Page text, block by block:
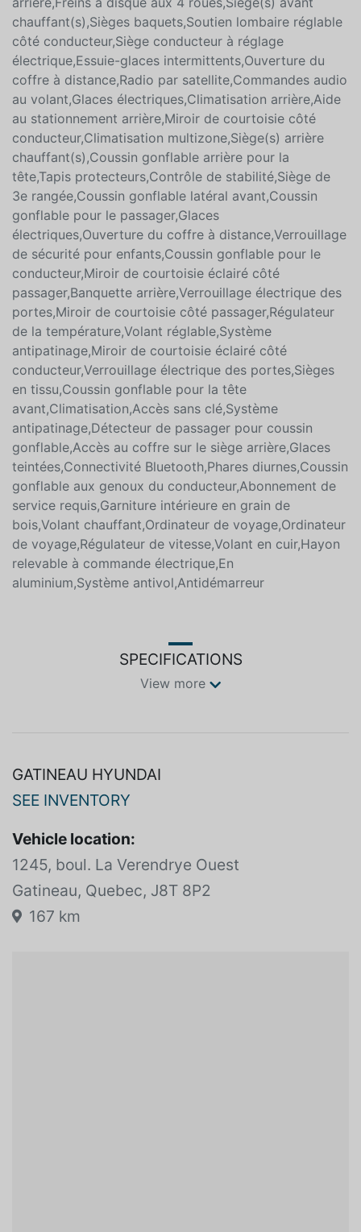
Avant toutes saisons,Verrouillage électrique des
portes,Becquet arrière,Phares antibrouillards,Dégivreur
arrière,Freins à disque aux 4 roues,Siège(s) avant
chauffant(s),Sièges baquets,Soutien lombaire réglable
côté conducteur,Siège conducteur à réglage
électrique,Essuie-glaces intermittents,Ouverture du
coffre à distance,Radio par satellite,Commandes audio
au volant,Glaces électriques,Climatisation arrière,Aide
au stationnement arrière,Miroir de courtoisie côté
conducteur,Climatisation multizone,Siège(s) arrière
chauffant(s),Coussin gonflable arrière pour la
tête,Tapis protecteurs,Contrôle de stabilité,Siège de
3e rangée,Coussin gonflable latéral avant,Coussin
gonflable pour le passager,Glaces
électriques,Ouverture du coffre à distance,Verrouillage
de sécurité pour enfants,Coussin gonflable pour le
conducteur,Miroir de courtoisie éclairé côté
passager,Banquette arrière,Verrouillage électrique des
portes,Miroir de courtoisie côté passager,Régulateur
de la température,Volant réglable,Système
antipatinage,Miroir de courtoisie éclairé côté
conducteur,Verrouillage électrique des portes,Sièges
en tissu,Coussin gonflable pour la tête
avant,Climatisation,Accès sans clé,Système
antipatinage,Détecteur de passager pour coussin
gonflable,Accès au coffre sur le siège arrière,Glaces
teintées,Connectivité Bluetooth,Phares diurnes,Coussin
gonflable aux genoux du conducteur,Abonnement de
service requis,Garniture intérieure en grain de
bois,Volant chauffant,Ordinateur de voyage,Ordinateur
de voyage,Régulateur de vitesse,Volant en cuir,Hayon
SEE INVENTORY
Vehicle location:
1245, boul. La Verendrye Ouest